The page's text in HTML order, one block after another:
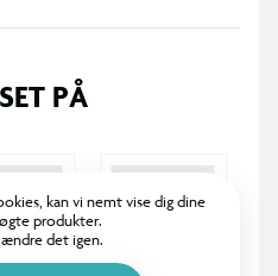
PÅ
kan vi nemt vise dig dine
produkter.
det igen.